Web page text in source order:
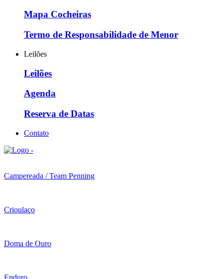
Mapa Cocheiras
Termo de Responsabilidade de Menor
Leilões
Leilões
Agenda
Reserva de Datas
Contato
Campereada / Team Penning
Crioulaço
Doma de Ouro
Enduro